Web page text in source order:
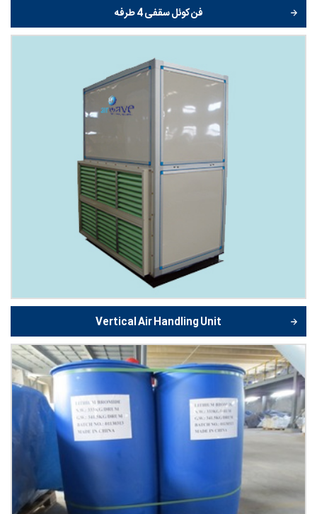
فن کوئل سقفی 4 طرفه
Vertical Air Handling Unit